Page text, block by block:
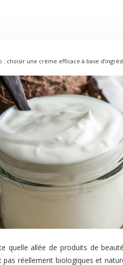
choisir une crème efficace à base
quelle allée de produits de
réellement biologiques et